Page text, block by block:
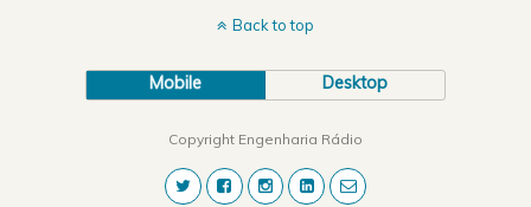
Back to top
Mobile Desktop
Copyright Engenharia Rádio